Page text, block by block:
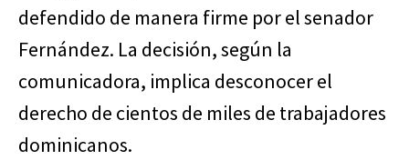
defendido de manera firme por el senador
Fernández. La decisión, según la
comunicadora, implica desconocer el
derecho de cientos de miles de trabajadores
dominicanos.